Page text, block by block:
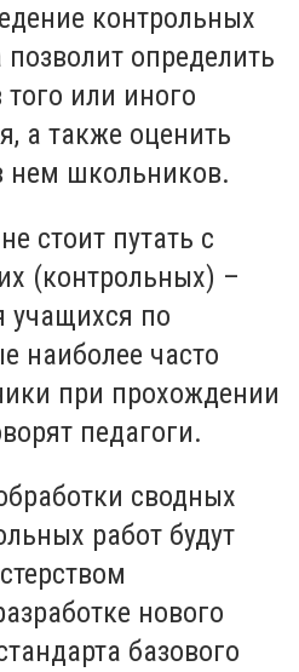
контрольных
определить
того или иного
а также оценить
нем школьников.
стоит путать с
(контрольных) –
учащихся по
наиболее часто
при прохождении
педагоги.
сводных
работ будут
нового
базового